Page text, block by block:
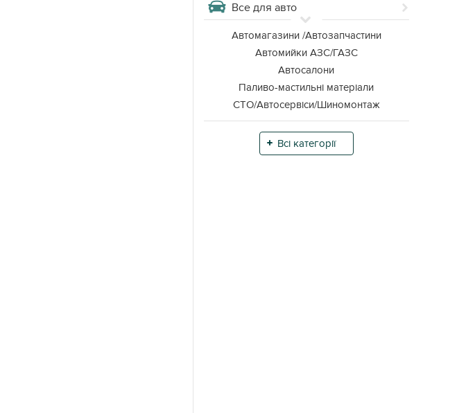
Все для авто
Автомагазини /Автозапчастини
Автомийки АЗС/ГАЗС
Автосалони
Паливо-мастильні матеріали
СТО/Автосервіси/Шиномонтаж
Всі категорії